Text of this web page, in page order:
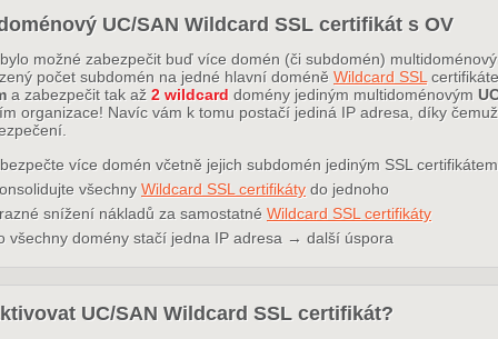
UC/SAN Wildcard SSL certifikát s OV
možné zabezpečit buď více domén (či subdomén)
počet subdomén na jedné hlavní doméně Wildcard SSL
a zabezpečit tak až 2 wildcard domény jediným multidoménovým
organizace! Navíc vám k tomu postačí jediná IP adresa, díky
více domén včetně jejich subdomén jediným SSL certifikátem
všechny Wildcard SSL certifikáty do jednoho
snížení nákladů za samostatné Wildcard SSL certifikáty
všechny domény stačí jedna IP adresa → další úspora
UC/SAN Wildcard SSL certifikát?